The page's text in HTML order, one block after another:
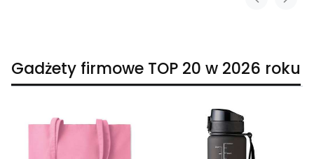
Gadżety firmowe TOP 20 w 2026 roku